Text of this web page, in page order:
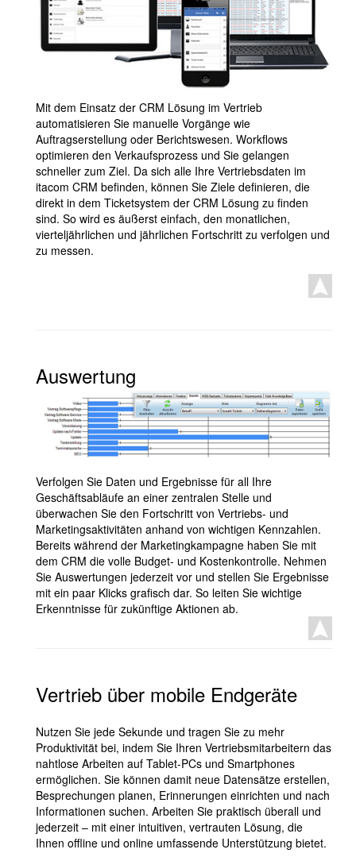
Mit dem Einsatz der CRM Lösung im Vertrieb
automatisieren Sie manuelle Vorgänge wie
Auftragserstellung oder Berichtswesen. Workflows
optimieren den Verkaufsprozess und Sie gelangen
schneller zum Ziel. Da sich alle Ihre Vertriebsdaten im
itacom CRM befinden, können Sie Ziele definieren, die
direkt in dem Ticketsystem der CRM Lösung zu finden
sind. So wird es äußerst einfach, den monatlichen,
vierteljährlichen und jährlichen Fortschritt zu verfolgen und
zu messen.
Auswertung
Verfolgen Sie Daten und Ergebnisse für all Ihre
Geschäftsabläufe an einer zentralen Stelle und
überwachen Sie den Fortschritt von Vertriebs- und
Marketingsaktivitäten anhand von wichtigen Kennzahlen.
Bereits während der Marketingkampagne haben Sie mit
dem CRM die volle Budget- und Kostenkontrolle. Nehmen
Sie Auswertungen jederzeit vor und stellen Sie Ergebnisse
mit ein paar Klicks grafisch dar. So leiten Sie wichtige
Erkenntnisse für zukünftige Aktionen ab.
Vertrieb über mobile Endgeräte
Nutzen Sie jede Sekunde und tragen Sie zu mehr
Produktivität bei, indem Sie Ihren Vertriebsmitarbeitern das
nahtlose Arbeiten auf Tablet-PCs und Smartphones
ermöglichen. Sie können damit neue Datensätze erstellen,
Besprechungen planen, Erinnerungen einrichten und nach
Informationen suchen. Arbeiten Sie praktisch überall und
jederzeit – mit einer intuitiven, vertrauten Lösung, die
Ihnen offline und online umfassende Unterstützung bietet.